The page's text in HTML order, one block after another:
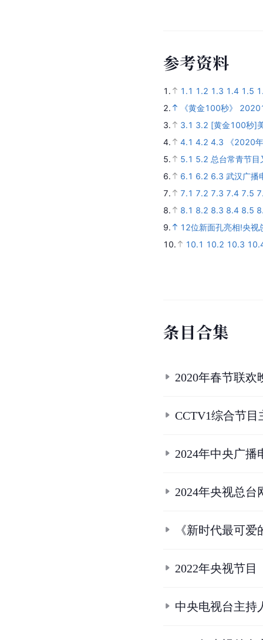
参考资料
1. 1.1 1.2 1.3 1.4 1.5
2.
《黄金100秒》
3.
3.1 3.2 [黄金100秒]
4.
4.1 4.2 4.3
《2020
5.
5.1 5.2 总台常青节目
6.
6.1 6.2 6.3 武汉广播
7.
7.1 7.2 7.3 7.4 7.5
8.
8.1 8.2 8.3 8.4 8.5
9.
12位新面孔亮相!央视
10.
10.1 10.2 10.3
条目合集
2020年春节联欢
CCTV1综合节目
2024年中央广播
2024年央视总台
《新时代最可
2022年央视节目
中央电视台主持